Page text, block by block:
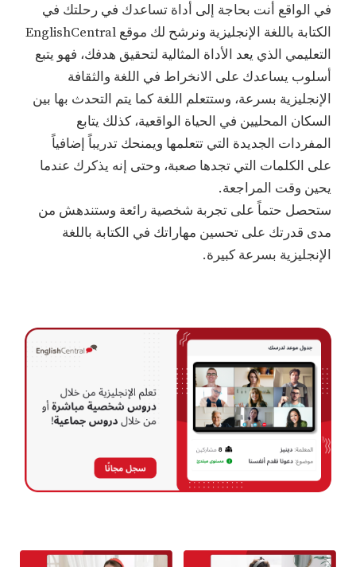
في الواقع أنت بحاجة إلى أداة تساعدك في رحلتك في
الكتابة باللغة الإنجليزية ونرشح لك موقع EnglishCentral
التعليمي الذي يعد الأداة المثالية لتحقيق هدفك، فهو يتبع
أسلوب يساعدك على الانخراط في اللغة والثقافة
الإنجليزية بسرعة، وستتعلم اللغة كما يتم التحدث بها بين
السكان المحليين في الحياة الواقعية، كذلك يتابع
المفردات الجديدة التي تتعلمها ويمنحك تدريباً إضافياً
على الكلمات التي تجدها صعبة، وحتى إنه يذكرك عندما
يحين وقت المراجعة.
ستحصل حتماً على تجربة شخصية رائعة وستندهش من
مدى قدرتك على تحسين مهاراتك في الكتابة باللغة
الإنجليزية بسرعة كبيرة.